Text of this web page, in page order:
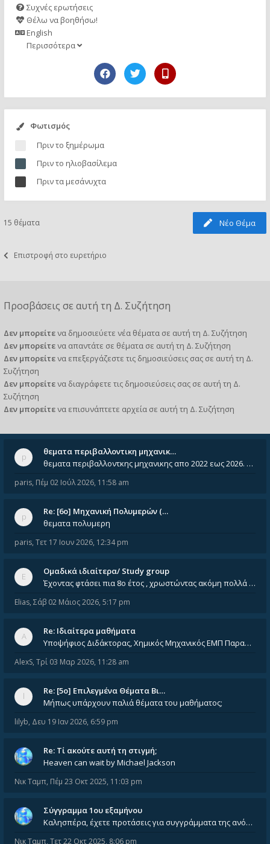
Συχνές ερωτήσεις
Θέλω να βοηθήσω!
English
Περισσότερα
Φωτισμός
Πριν το ξημέρωμα
Πριν το ηλιοβασίλεμα
Πριν τα μεσάνυχτα
Νέο Θέμα
15 θέματα
Επιστροφή στο ευρετήριο
Προσβάσεις σε αυτή τη Δ. Συζήτηση
Δεν μπορείτενα δημοσιεύετε νέα θέματα σε αυτή τη Δ. Συζήτηση
Δεν μπορείτενα απαντάτε σε θέματα σε αυτή τη Δ. Συζήτηση
Δεν μπορείτενα επεξεργάζεστε τις δημοσιεύσεις σας σε αυτή τη Δ.
Συζήτηση
Δεν μπορείτενα διαγράφετε τις δημοσιεύσεις σας σε αυτή τη Δ.
Συζήτηση
Δεν μπορείτενα επισυνάπτετε αρχεία σε αυτή τη Δ. Συζήτηση
θεματα περιβαλλοντικη μηχανικ…
θεματα περιβαλλοντκης μηχανικης απο 2022 εως 2026. Δεν ειναι μεσα του Σεπτεμβιου του 2025. Αν τα εχει καποιος ας τα ανε
paris, Πέμ 02 Ιούλ 2026, 11:58 am
Re: [6o] Mηχανική Πολυμερών (…
θεματα πολυμερη
paris, Τετ 17 Ιουν 2026, 12:34 pm
Ομαδικά ιδιαίτερα/ Study group
Έχοντας φτάσει πια 8ο έτος , χρωστώντας ακόμη πολλά και χωρίς καμία όρεξη ούτε να διαβάσω μόνος μου ούτε να παρακολουθήσ
Elias, Σάβ 02 Μάιος 2026, 5:17 pm
Re: Ιδιαίτερα μαθήματα
Υποψήφιος Διδάκτορας, Χημικός Μηχανικός ΕΜΠ Παραδίδω ιδιαίτερα μαθήματα μέσης και ανώτατης εκπαίδευσης σε θετικές και τε
AlexS, Τρί 03 Μαρ 2026, 11:28 am
Re: [5ο] Επιλεγμένα Θέματα Βι…
Μήπως υπάρχουν παλιά θέματα του μαθήματος;
lilyb, Δευ 19 Ιαν 2026, 6:59 pm
Re: Tί ακούτε αυτή τη στιγμή;
Heaven can wait by Michael Jackson
Νικ Ταμπ, Πέμ 23 Οκτ 2025, 11:03 pm
Σύγγραμμα 1ου εξαμήνου
Καλησπέρα, έχετε προτάσεις για συγγράμματα της ανόργανης χημείας? Είμαι ανάμεσα σε Λιοδάκη, Chung και Atkins
Νικ Ταμπ, Τετ 22 Οκτ 2025, 8:06 pm